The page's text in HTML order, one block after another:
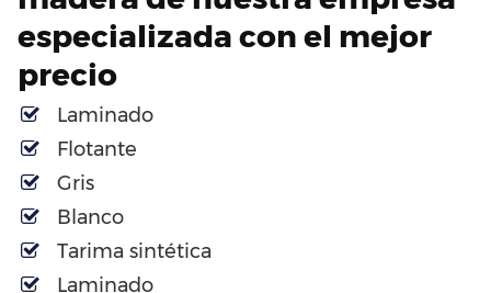
especializada con el mejor
precio
Laminado
Flotante
Gris
Blanco
Tarima sintética
Laminado